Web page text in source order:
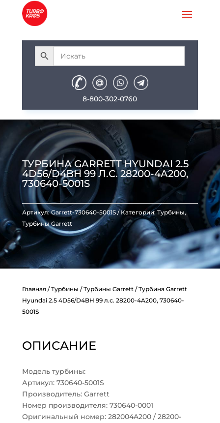
8-800-302-0760
ТУРБИНА GARRETT HYUNDAI 2.5
4D56/D4BH 99 Л.С. 28200-4A200,
730640-5001S
Артикул:Garrett-730640-5001S Категории: Турбины,
Турбины Garrett
Главная/Турбины /Турбины Garrett/ Турбина Garrett
Hyundai 2.5 4D56/D4BH 99 л.с. 28200-4A200, 730640-
5001S
ОПИСАНИЕ
Модель турбины:
Артикул: 730640-5001S
Производитель: Garrett
Номер производителя: 730640-0001
Оригинальный номер: 282004A200 / 28200-